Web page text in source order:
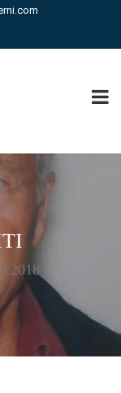
2018